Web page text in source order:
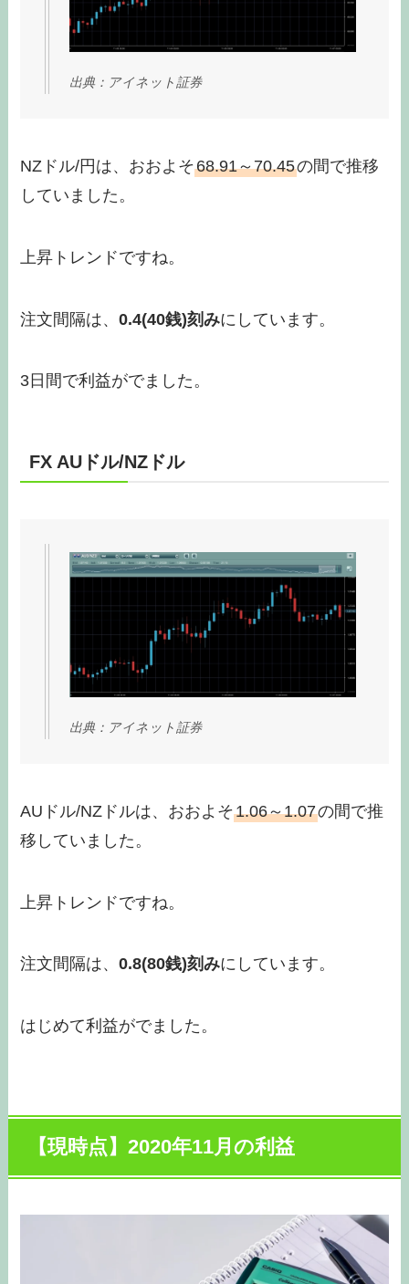
出典：アイネット証券
NZドル/円は、おおよそ68.91～70.45の間で推移
していました。
上昇トレンドですね。
注文間隔は、0.4(40銭)刻みにしています。
3日間で利益がでました。
FX AUドル/NZドル
出典：アイネット証券
AUドル/NZドルは、おおよそ1.06～1.07の間で推
移していました。
上昇トレンドですね。
注文間隔は、0.8(80銭)刻みにしています。
はじめて利益がでました。
【現時点】2020年11月の利益